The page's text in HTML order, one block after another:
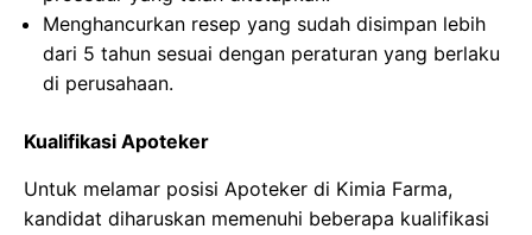
Menghancurkan resep yang sudah disimpan lebih
dari 5 tahun sesuai dengan peraturan yang berlaku
di perusahaan.
Kualifikasi Apoteker
Untuk melamar posisi Apoteker di Kimia Farma,
kandidat diharuskan memenuhi beberapa kualifikasi